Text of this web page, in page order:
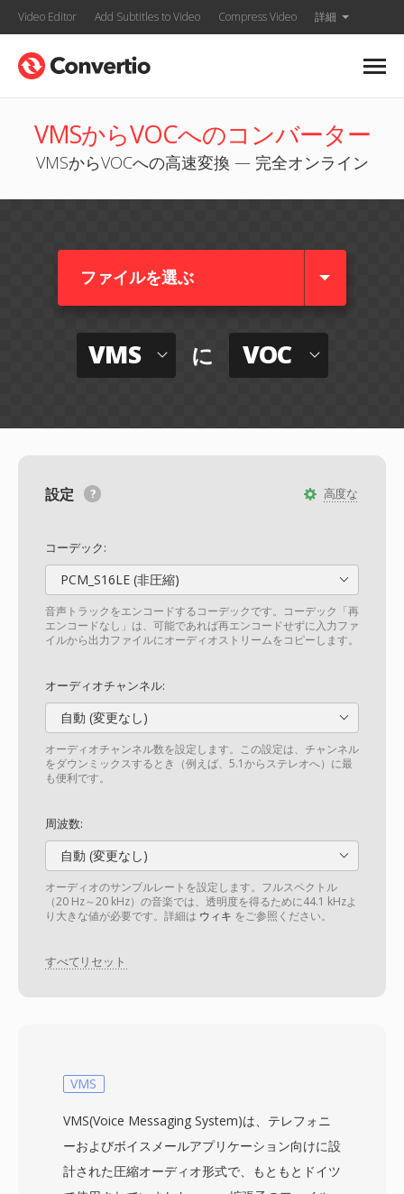
Video Editor Add Subtitles to Video Compress Video 詳細
VMSからVOCへのコンバーター
VMSからVOCへの高速変換 — 完全オンライン
ファイルを選ぶ
VMS に VOC
高度な
設定
コーデック:
PCM_S16LE (非圧縮)
音声トラックをエンコードするコーデックです。コーデック「再
エンコードなし」は、可能であれば再エンコードせずに入力ファ
イルから出力ファイルにオーディオストリームをコピーします。
オーディオチャンネル:
自動 (変更なし)
オーディオチャンネル数を設定します。この設定は、チャンネル
をダウンミックスするとき（例えば、5.1からステレオへ）に最
も便利です。
周波数:
自動 (変更なし)
オーディオのサンプルレートを設定します。フルスペクトル
（20 Hz～20 kHz）の音楽では、透明度を得るために44.1 kHzよ
り大きな値が必要です。詳細は ウィキ をご参照ください。
すべてリセット
VMS
VMS(Voice Messaging System)は、テレフォニ
ーおよびボイスメールアプリケーション向けに設
計された圧縮オーディオ形式で、もともとドイツ